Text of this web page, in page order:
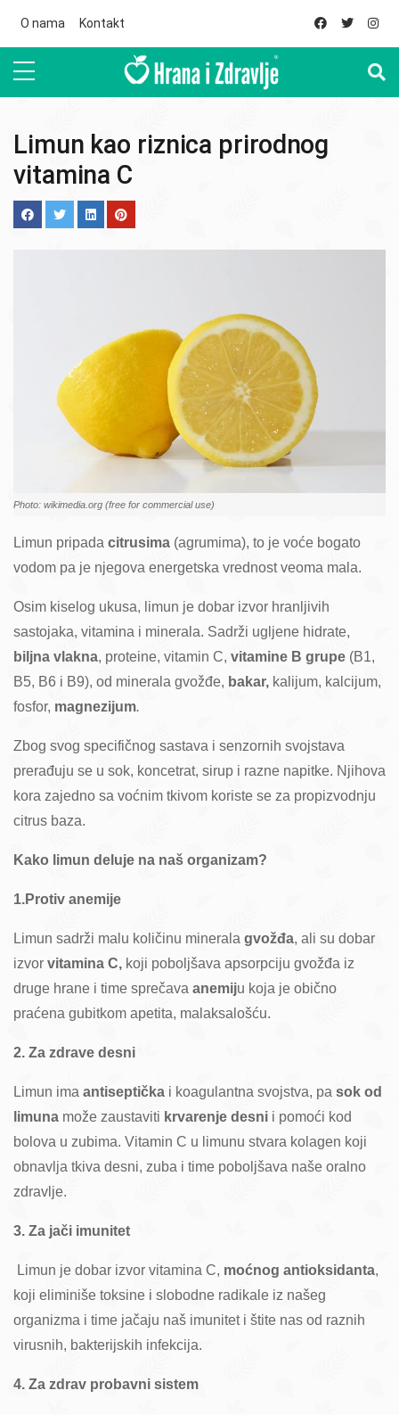
O nama Kontakt
Limun kao riznica prirodnog
vitamina C
Photo: wikimedia.org (free for commercial use)
Limun pripada citrusima (agrumima), to je voće bogato
vodom pa je njegova energetska vrednost veoma mala.
Osim kiselog ukusa, limun je dobar izvor hranljivih
sastojaka, vitamina i minerala. Sadrži ugljene hidrate,
biljna vlakna, proteine, vitamin C, vitamine B grupe (B1,
B5, B6 i B9), od minerala gvožđe, bakar, kalijum, kalcijum,
fosfor, magnezijum.
Zbog svog specifičnog sastava i senzornih svojstava
prerađuju se u sok, koncetrat, sirup i razne napitke. Njihova
kora zajedno sa voćnim tkivom koriste se za propizvodnju
citrus baza.
Kako limun deluje na naš organizam?
1.Protiv anemije
Limun sadrži malu količinu minerala gvožđa, ali su dobar
izvor vitamina C, koji poboljšava apsorpciju gvožđa iz
druge hrane i time sprečava anemiju koja je obično
praćena gubitkom apetita, malaksalošću.
2. Za zdrave desni
Limun ima antiseptička i koagulantna svojstva, pa sok od
limuna može zaustaviti krvarenje desni i pomoći kod
bolova u zubima. Vitamin C u limunu stvara kolagen koji
obnavlja tkiva desni, zuba i time poboljšava naše oralno
zdravlje.
3. Za jači imunitet
Limun je dobar izvor vitamina C, moćnog antioksidanta,
koji eliminiše toksine i slobodne radikale iz našeg
organizma i time jačaju naš imunitet i štite nas od raznih
virusnih, bakterijskih infekcija.
4. Za zdrav probavni sistem